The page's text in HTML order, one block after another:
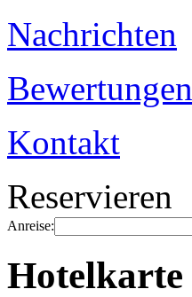
Nachrichten
Bewertungen
Kontakt
Reservieren
Anreise:
Hotelkarte